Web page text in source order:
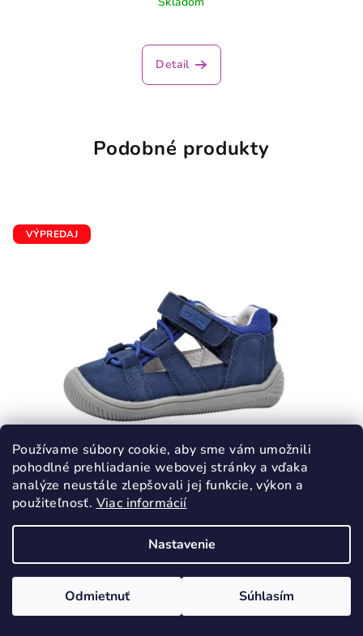
Používame súbory cookie, aby sme vám umožnili
pohodlné prehliadanie webovej stránky a vďaka
analýze neustále zlepšovali jej funkcie, výkon a
použiteľnosť. Viac informácií
Nastavenie
Odmietnuť Súhlasím
Detail
Podobné produkty
VÝPREDAJ
PROTETIKA KENDY DENIM sandále
BAREFOOT
22,45 €
44,90 € (–50 %)
Skladom
KÓD: